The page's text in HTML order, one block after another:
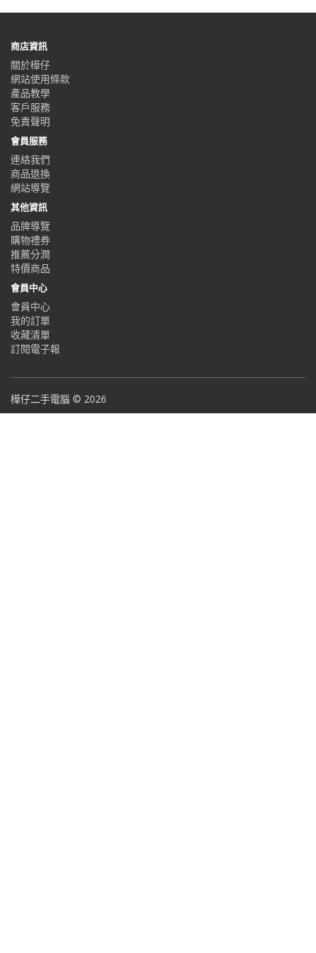
商店資訊
關於樺仔
網站使用條款
產品教學
客戶服務
免責聲明
會員服務
連絡我們
商品退換
網站導覽
其他資訊
品牌導覽
購物禮券
推薦分潤
特價商品
會員中心
會員中心
我的訂單
收藏清單
訂閱電子報
樺仔二手電腦 © 2026